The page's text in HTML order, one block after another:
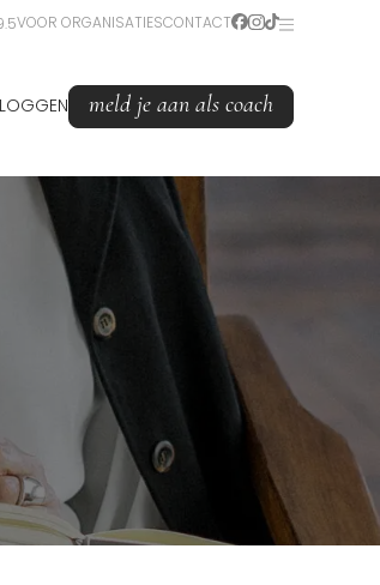
VOOR ORGANISATIESCONTACT
meld je aan als coach